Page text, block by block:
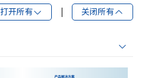
打开所有 关闭所有